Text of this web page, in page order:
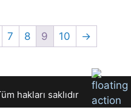
7 8 9 10 →
hakları saklıdır